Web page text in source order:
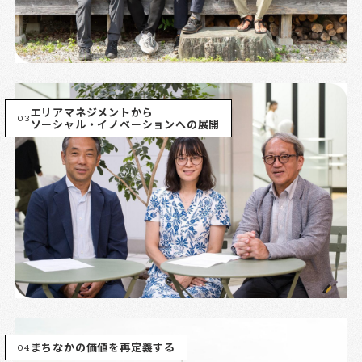
03エリアマネジメントから
ソーシャル・イノベーションへの展開
04 まちなかの価値を再定義する